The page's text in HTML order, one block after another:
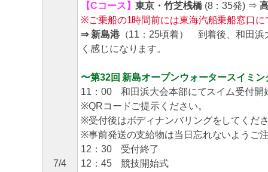
7/4
【Cコース】東京・竹芝桟橋(8：35発) ⇒
※ご乗船の1時間前には東海汽船乗船窓口
⇒ 新島港（11：25頃着） 到着後、和田
く感じになります。
〜第32回 新島オープンウォータースイミン
11：00 和田浜大会本部にてスイム受付開
※QRコードご提示ください。
※受付後はボディナンバリングをしてくだ
※事前発送の支給物は当日忘れないようご
12：30 受付終了
12：45 競技開始式